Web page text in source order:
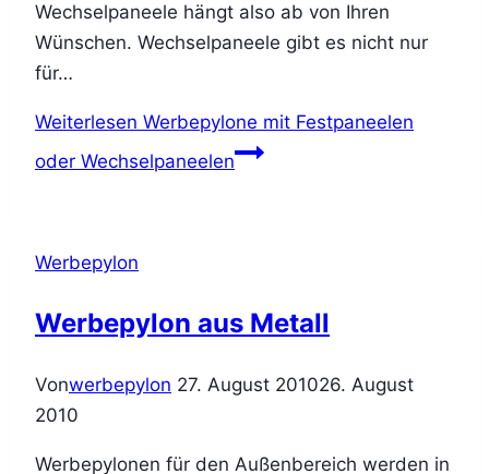
Wechselpaneele hängt also ab von Ihren
Wünschen. Wechselpaneele gibt es nicht nur
für…
Weiterlesen Werbepylone mit Festpaneelen
oder Wechselpaneelen
Werbepylon
Werbepylon aus Metall
Vonwerbepylon 27. August 201026. August
2010
Werbepylonen für den Außenbereich werden in